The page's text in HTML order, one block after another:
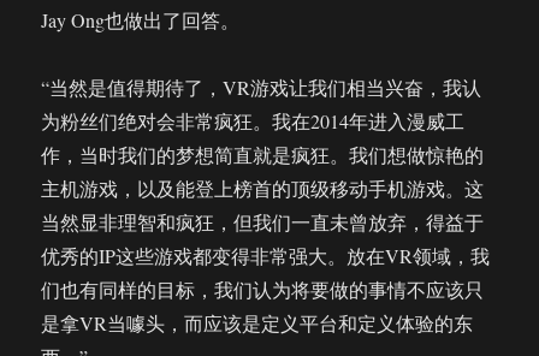
Jay Ong也做出了回答。
“当然是值得期待了，VR游戏让我们相当兴奋，我认
为粉丝们绝对会非常疯狂。我在2014年进入漫威工
作，当时我们的梦想简直就是疯狂。我们想做惊艳的
主机游戏，以及能登上榜首的顶级移动手机游戏。这
当然显非理智和疯狂，但我们一直未曾放弃，得益于
优秀的IP这些游戏都变得非常强大。放在VR领域，我
们也有同样的目标，我们认为将要做的事情不应该只
是拿VR当噱头，而应该是定义平台和定义体验的东